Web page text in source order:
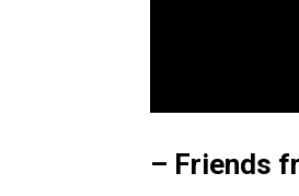
– Friends